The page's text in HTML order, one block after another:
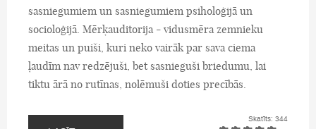
sasniegumiem un sasniegumiem psiholoģijā un
socioloģijā. Mērķauditorija - vidusmēra zemnieku
meitas un puiši, kuri neko vairāk par sava ciema
ļaudīm nav redzējuši, bet sasnieguši briedumu, lai
tiktu ārā no rutīnas, nolēmuši doties precībās.
Skatīts: 344